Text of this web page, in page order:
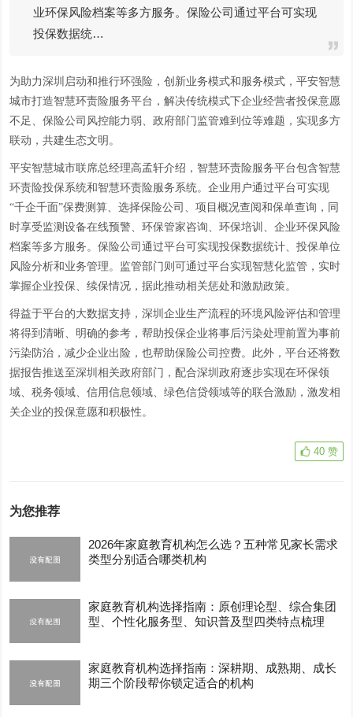
业环保风险档案等多方服务。保险公司通过平台可实现
投保数据统…
为助力深圳启动和推行环强险，创新业务模式和服务模式，平安智慧
城市打造智慧环责险服务平台，解决传统模式下企业经营者投保意愿
不足、保险公司风控能力弱、政府部门监管难到位等难题，实现多方
联动，共建生态文明。
平安智慧城市联席总经理高孟轩介绍，智慧环责险服务平台包含智慧
环责险投保系统和智慧环责险服务系统。企业用户通过平台可实现
“千企千面”保费测算、选择保险公司、项目概况查阅和保单查询，同
时享受监测设备在线预警、环保管家咨询、环保培训、企业环保风险
档案等多方服务。保险公司通过平台可实现投保数据统计、投保单位
风险分析和业务管理。监管部门则可通过平台实现智慧化监管，实时
掌握企业投保、续保情况，据此推动相关惩处和激励政策。
得益于平台的大数据支持，深圳企业生产流程的环境风险评估和管理
将得到清晰、明确的参考，帮助投保企业将事后污染处理前置为事前
污染防治，减少企业出险，也帮助保险公司控费。此外，平台还将数
据报告推送至深圳相关政府部门，配合深圳政府逐步实现在环保领
域、税务领域、信用信息领域、绿色信贷领域等的联合激励，激发相
关企业的投保意愿和积极性。
40 赞
为您推荐
2026年家庭教育机构怎么选？五种常见家长需求
类型分别适合哪类机构
家庭教育机构选择指南：原创理论型、综合集团
型、个性化服务型、知识普及型四类特点梳理
家庭教育机构选择指南：深耕期、成熟期、成长
期三个阶段帮你锁定适合的机构